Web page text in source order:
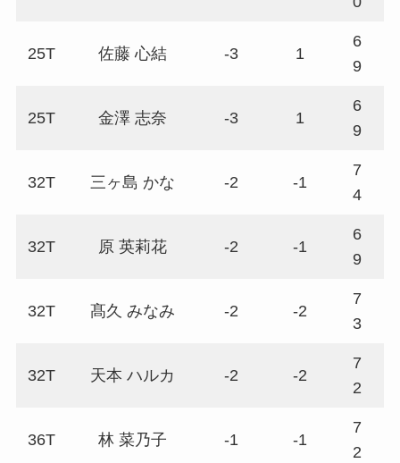
25T 佐藤 心結 -3 1
6
9
25T 金澤 志奈 -3 1
6
9
32T 三ヶ島 かな -2 -1
7
4
32T 原 英莉花 -2 -1
6
9
32T 髙久 みなみ -2 -2
7
3
32T 天本 ハルカ -2 -2
7
2
36T 林 菜乃子 -1 -1
7
2